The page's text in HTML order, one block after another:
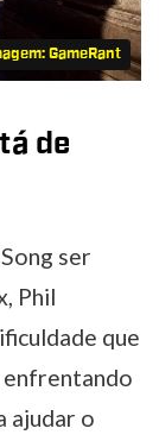
GameRant
de
ser
Phil
que
enfrentando
ajudar o